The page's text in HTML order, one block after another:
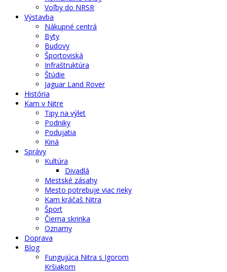
Voľby do NRSR
Výstavba
Nákupné centrá
Byty
Budovy
Športoviská
Infraštruktúra
Štúdie
Jaguar Land Rover
História
Kam v Nitre
Tipy na výlet
Podniky
Podujatia
Kiná
Správy
Kultúra
Divadlá
Mestské zásahy
Mesto potrebuje viac rieky
Kam kráčaš Nitra
Šport
Čierna skrinka
Oznamy
Doprava
Blog
Fungujúca Nitra s Igorom
Kršiakom